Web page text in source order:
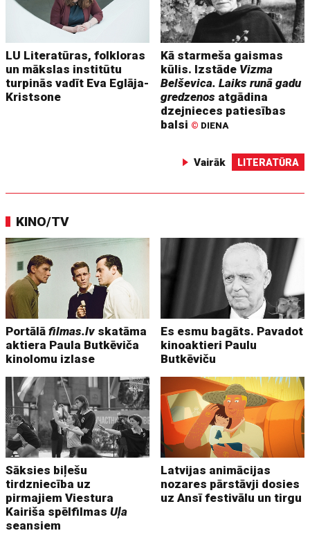
LU Literatūras, folkloras
un mākslas institūtu
turpinās vadīt Eva Eglāja-
Kristsone
Kā starmeša gaismas
kūlis. Izstāde Vizma
Belševica. Laiks runā gadu
gredzenos atgādina
dzejnieces patiesības
balsi © DIENA
Vairāk LITERATŪRA
KINO/TV
Portālāfilmas.lv skatāma
aktiera Paula Butkēviča
kinolomu izlase
Es esmu bagāts. Pavadot
kinoaktieri Paulu
Butkēviču
Sāksies biļešu
tirdzniecība uz
pirmajiem Viestura
Kairiša spēlfilmasUļa
seansiem
Latvijas animācijas
nozares pārstāvji dosies
uz Ansī festivālu un tirgu